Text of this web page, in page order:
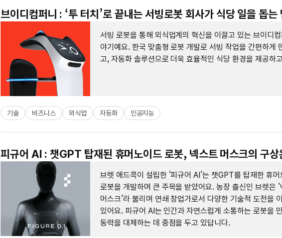
브이디컴퍼니 : ‘투 터치’로 끝내는 서빙로봇 회사가 식당 일을 돕는
서빙 로봇을 통해 외식업계의 혁신을 이끌고 있는 브이디컴
야기예요. 한국 맞춤형 로봇 개발로 서빙 작업을 간편하게
고, 자동화 솔루션으로 더욱 효율적인 식당 환경을 제공하
기술 비즈니스 외식업 자동화 인공지능
피규어 AI : 챗GPT 탑재된 휴머노이드 로봇, 넥스트 머스크의 구상
브렛 애드콕이 설립한 '피규어 AI'는 챗GPT를 탑재한 휴머
로봇을 개발하며 큰 주목을 받았어요. 농장 출신인 브렛은 '
머스크'라 불리며 연쇄 창업가로서 다양한 기술적 도전을
있어요. 피규어 AI는 인간과 자연스럽게 소통하는 로봇을
동력을 대체하는 데 중점을 두고 있답니다.